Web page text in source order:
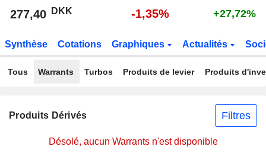
277,40 DKK -1,35% +27,72%
Synthèse Cotations Graphiques Actualités
Tous Warrants Turbos Produits de levier Produits
Produits Dérivés Filtres
Désolé, aucun Warrants n'est disponible